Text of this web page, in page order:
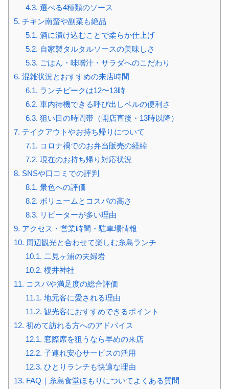
4.3. 選べる4種類のソース
5. チキン南蛮や副菜も絶品
5.1. 酒に漬け込むことで柔らか仕上げ
5.2. 自家製タルタルソースの美味しさ
5.3. ごはん・味噌汁・サラダへのこだわり
6. 混雑状況とおすすめの来店時間
6.1. ランチピークは12〜13時
6.2. 車内待機できる呼び出しベルの便利さ
6.3. 狙い目の時間帯（開店直後・13時以降）
7. テイクアウトやお持ち帰りについて
7.1. コロナ禍でのお弁当販売の経緯
7.2. 現在のお持ち帰り対応状況
8. SNSや口コミでの評判
8.1. 景色への評価
8.2. ボリュームとコスパの高さ
8.3. リピーターが多い理由
9. アクセス・営業時間・駐車場情報
10. 周辺観光と合わせて楽しむ糸島ランチ
10.1. 二見ヶ浦の夫婦岩
10.2. 櫻井神社
11. コスパや満足度の総合評価
11.1. 地元客に愛される理由
11.2. 観光客におすすめできるポイント
12. 初めて訪れる方へのアドバイス
12.1. 窓際席を狙うなら早めの来店
12.2. 子連れ安心サービスの活用
12.3. ひとりランチも快適な理由
13. FAQ｜糸島食堂ほもりについてよくある質問